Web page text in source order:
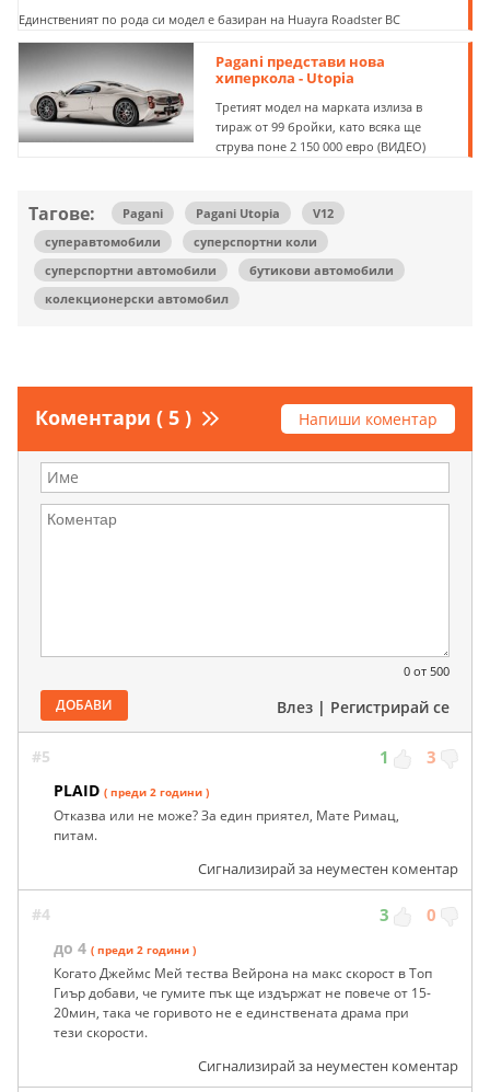
Единственият по рода си модел е базиран на Huayra Roadster BC
Pagani представи нова
хиперкола - Utopia
Третият модел на марката излиза в
тираж от 99 бройки, като всяка ще
струва поне 2 150 000 евро (ВИДЕО)
Тагове: Pagani Pagani Utopia
V12
суперавтомобили
суперспортни коли
суперспортни автомобили
бутикови автомобили
колекционерски автомобил
Коментари ( 5 ) Напиши коментар
0 от 500
ДОБАВИ Влез | Регистрирай се
#5 1 3
PLAID ( преди 2 години )
Отказва или не може? За един приятел, Мате Римац,
питам.
Сигнализирай за неуместен коментар
#4 3 0
до 4 ( преди 2 години )
Когато Джеймс Мей тества Вейрона на макс скорост в Топ
Гиър добави, че гумите пък ще издържат не повече от 15-
20мин, така че горивото не е единствената драма при
тези скорости.
Сигнализирай за неуместен коментар